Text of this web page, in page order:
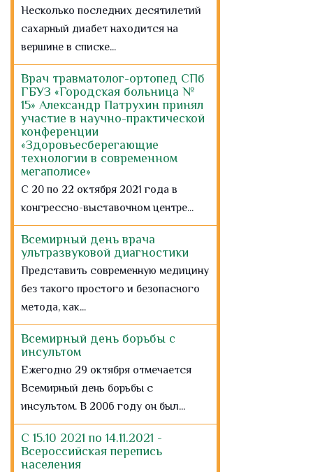
Несколько последних десятилетий
сахарный диабет находится на
вершине в списке...
Врач травматолог-ортопед СПб
ГБУЗ «Городская больница №
15» Александр Патрухин принял
участие в научно-практической
конференции
«Здоровьесберегающие
технологии в современном
мегаполисе»
С 20 по 22 октября 2021 года в
конгрессно-выставочном центре...
Всемирный день врача
ультразвуковой диагностики
Представить современную медицину
без такого простого и безопасного
метода, как...
Всемирный день борьбы с
инсультом
Ежегодно 29 октября отмечается
Всемирный день борьбы с
инсультом. В 2006 году он был...
С 15.10 2021 по 14.11.2021 -
Всероссийская перепись
населения